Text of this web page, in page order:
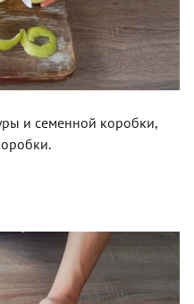
и семенной коробки,